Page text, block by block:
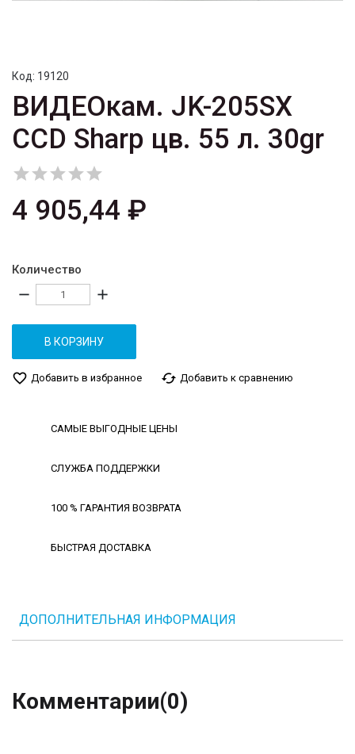
Код: 19120
ВИДЕОкам. JK-205SX
CCD Sharp цв. 55 л. 30gr

4 905,44 ₽
Количество
remove add
В КОРЗИНУ
favorite_border Добавить в избранное cached Добавить к сравнению
САМЫЕ ВЫГОДНЫЕ ЦЕНЫ
СЛУЖБА ПОДДЕРЖКИ
100 % ГАРАНТИЯ ВОЗВРАТА
БЫСТРАЯ ДОСТАВКА
ДОПОЛНИТЕЛЬНАЯ ИНФОРМАЦИЯ
Комментарии(0)